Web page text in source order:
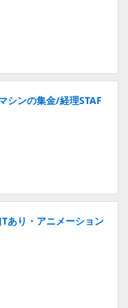
シンの集金/経理STAF
あり・アニメーション